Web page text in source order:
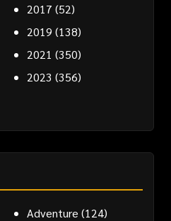
2017 (52)
2019 (138)
2021 (350)
2023 (356)
Adventure (124)